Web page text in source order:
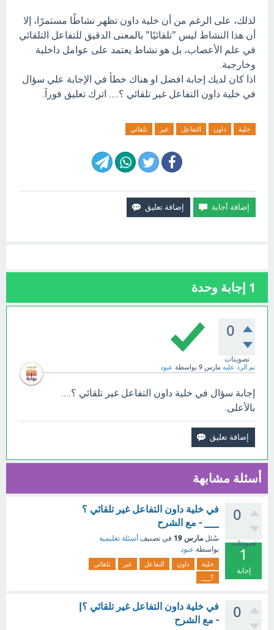
لذلك، على الرغم من أن خلية داون تظهر نشاطًا مستمرًا، إلا
أن هذا النشاط ليس "تلقائيًا" بالمعنى الدقيق للتفاعل التلقائي
في علم الأعصاب، بل هو نشاط يعتمد على عوامل داخلية
وخارجية.
اذا كان لديك إجابة افضل او هناك خطأ في الإجابة علي سؤال
في خلية داون التفاعل غير تلقائي ؟.... اترك تعليق فورآ.
خلية داون التفاعل غير تلقائي
1 إجابة وحدة
0
تصويتات
تم الرد عليه مارس 9 بواسطة عبود
إجابة سؤال في خلية داون التفاعل غير تلقائي ؟....
بالأعلى.
أسئلة مشابهة
0
تصويتات
1
إجابة
في خلية داون التفاعل غير تلقائي ؟
___ - مع الشرح
سُئل مارس 19 في تصنيف أسئلة تعليمية
بواسطة عبود
خلية داون التفاعل غير
تلقائي
؟___
0
في خلية داون التفاعل غير تلقائي ؟|
- مع الشرح